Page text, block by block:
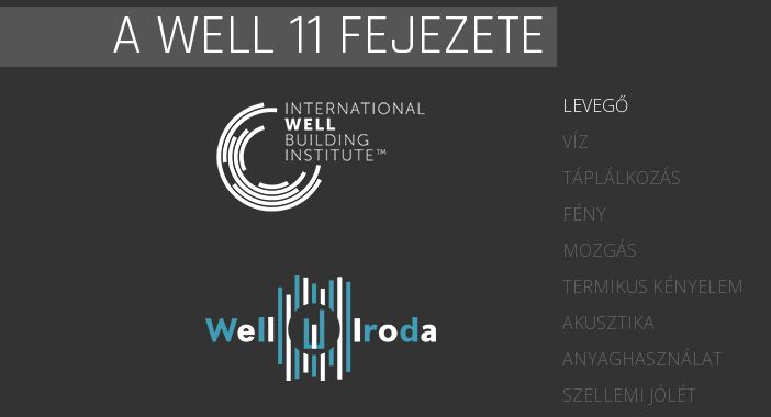
A WELL 11 FEJEZETE
LEVEGŐ
VÍZ
TÁPLÁLKOZÁS
FÉNY
MOZGÁS
TERMIKUS KÉNYELEM
AKUSZTIKA
ANYAGHASZNÁLAT
SZELLEMI JÓLÉT